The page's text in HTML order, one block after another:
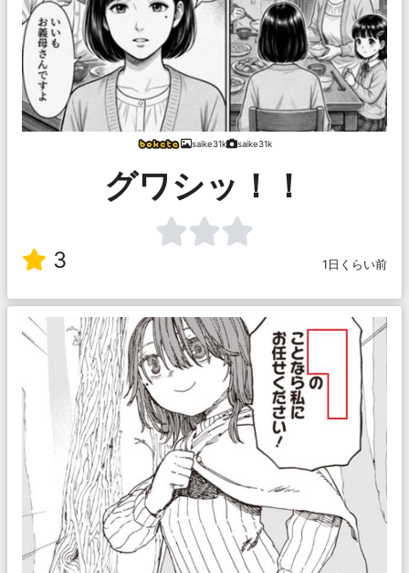
saike31k saike31k
グワシッ！！
3 1日くらい前